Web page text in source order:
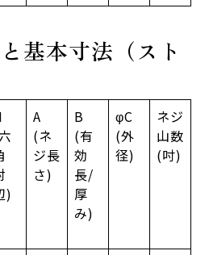
基本寸法（スト
)
A
(ネ
ジ長
さ)
B
(有
効
長/
厚
み)
φC
(外
径)
ネジ
山数
(吋)